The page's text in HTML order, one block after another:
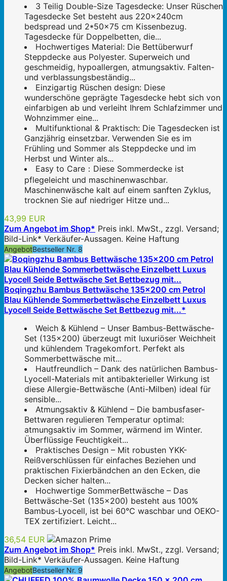
3 Teilig Double-Size Tagesdecke: Unser Rüschen
Tagesdecke Set besteht aus 220x240cm
bedspread und 2*50x75 cm Kissenbezug.
Tagesdecke für Doppelbetten, die...
Hochwertiges Material: Die Bettüberwurf
Steppdecke aus Polyester. Superweich und
geschmeidig, hypoallergen, atmungsaktiv. Falten-
und verblassungsbeständig...
Einzigartig Rüschen design: Diese
wunderschöne geprägte Tagesdecke hebt sich von
einfarbigen ab und verleiht Ihrem Schlafzimmer und
Wohnzimmer eine...
Multifunktional & Praktisch: Die Tagesdecken ist
Ganzjährig einsetzbar. Verwenden Sie es im
Frühling und Sommer als Steppdecke und im
Herbst und Winter als...
Easy to Care：Diese Sommerdecke ist
pflegeleicht und maschinenwaschbar.
Maschinenwäsche kalt auf einem sanften Zyklus,
trocknen Sie auf niedriger Hitze und...
43,99 EUR
Zum Angebot im Shop* Preis inkl. MwSt., zzgl. Versand;
Bild-Link* Verkäufer-Aussagen. Keine Haftung
AngebotBestseller Nr. 8
Boqingzhu Bambus Bettwäsche 135x200 cm Petrol
Blau Kühlende Sommerbettwäsche Einzelbett Luxus
Lyocell Seide Bettwäsche Set Bettbezug mit...*
Weich & Kühlend – Unser Bambus-Bettwäsche-
Set (135x200) überzeugt mit luxuriöser Weichheit
und kühlendem Tragekomfort. Perfekt als
Sommerbettwäsche mit...
Hautfreundlich – Dank des natürlichen Bambus-
Lyocell-Materials mit antibakterieller Wirkung ist
diese Allergie-Bettwäsche (Anti-Milben) ideal für
sensible...
Atmungsaktiv & Kühlend – Die bambusfaser-
Bettwaren regulieren Temperatur optimal:
atmungsaktiv im Sommer, wärmend im Winter.
Überflüssige Feuchtigkeit...
Praktisches Design – Mit robusten YKK-
Reißverschlüssen für einfaches Beziehen und
praktischen Fixierbändchen an den Ecken, die
Decken sicher halten...
Hochwertige SommerBettwäsche – Das
Bettwäsche-Set (135x200) besteht aus 100%
Bambus-Lyocell, ist bei 60°C waschbar und OEKO-
TEX zertifiziert. Leicht...
36,54 EUR
Zum Angebot im Shop* Preis inkl. MwSt., zzgl. Versand;
Bild-Link* Verkäufer-Aussagen. Keine Haftung
AngebotBestseller Nr. 9